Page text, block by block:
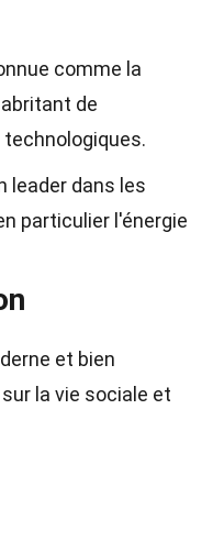
comme la
de
leader dans les
particulier l'énergie
et bien
la vie sociale et